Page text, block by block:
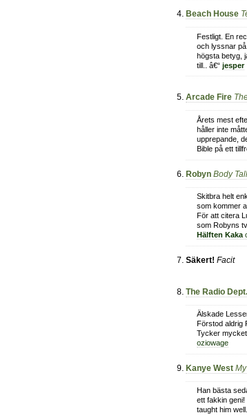
Beach House
Festligt. En
och lyssnar
högsta betyg,
till.. â€“jesper
Arcade Fire
Årets mest
håller inte
upprepande,
Bible på ett
Robyn Body
Skitbra helt
som kommer
För att citera
som Robyns
Hälften Kaka
Säkert! Facit
The Radio Dept.
Älskade
Förstod aldrig
Tycker
oziowage
Kanye West
Han bästa
ett fakkin
taught him